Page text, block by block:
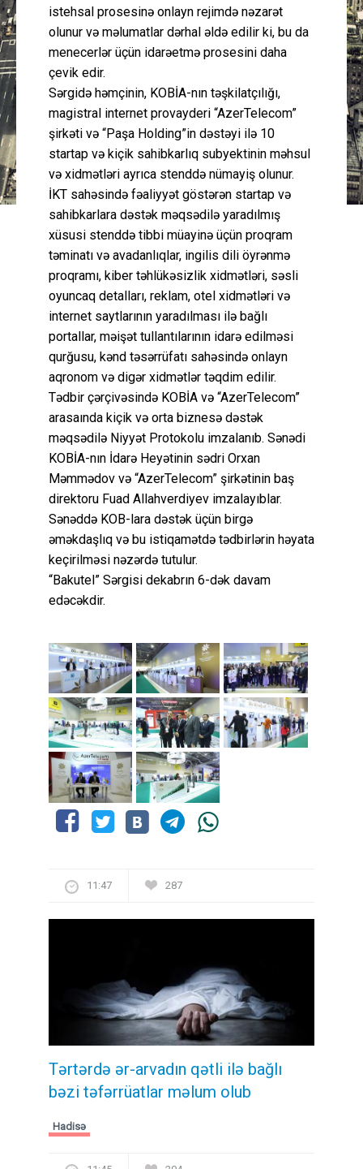
istehsal prosesinə onlayn rejimdə nəzarət
olunur və məlumatlar dərhal əldə edilir ki, bu da
menecerlər üçün idarəetmə prosesini daha
çevik edir.
Sərgidə həmçinin, KOBİA-nın təşkilatçılığı,
magistral internet provayderi “AzerTelecom”
şirkəti və “Paşa Holding”in dəstəyi ilə 10
startap və kiçik sahibkarlıq subyektinin məhsul
və xidmətləri ayrıca stenddə nümayiş olunur.
İKT sahəsində fəaliyyət göstərən startap və
sahibkarlara dəstək məqsədilə yaradılmış
xüsusi stenddə tibbi müayinə üçün proqram
təminatı və avadanlıqlar, ingilis dili öyrənmə
proqramı, kiber təhlükəsizlik xidmətləri, səsli
oyuncaq detalları, reklam, otel xidmətləri və
internet saytlarının yaradılması ilə bağlı
portallar, məişət tullantılarının idarə edilməsi
qurğusu, kənd təsərrüfatı sahəsində onlayn
aqronom və digər xidmətlər təqdim edilir.
Tədbir çərçivəsində KOBİA və “AzerTelecom”
arasaında kiçik və orta biznesə dəstək
məqsədilə Niyyət Protokolu imzalanıb. Sənədi
KOBİA-nın İdarə Heyətinin sədri Orxan
Məmmədov və “AzerTelecom” şirkətinin baş
direktoru Fuad Allahverdiyev imzalayıblar.
Sənəddə KOB-lara dəstək üçün birgə
əməkdaşlıq və bu istiqamətdə tədbirlərin həyata
keçirilməsi nəzərdə tutulur.
“Bakutel” Sərgisi dekabrın 6-dək davam
edəcəkdir.
11:47 287
Tərtərdə ər-arvadın qətli ilə bağlı
bəzi təfərrüatlar məlum olub
Hadisə